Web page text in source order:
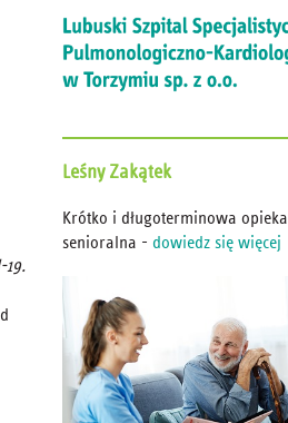
19.
LeśnyZakątek
Krótko i długoterminowa opieka
senioralna - dowiedz się więcej